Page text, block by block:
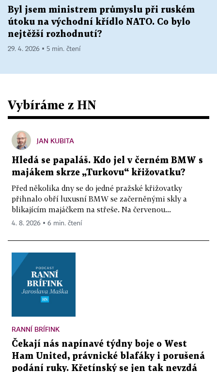
Byl jsem ministrem průmyslu při ruském
útoku na východní křídlo NATO. Co bylo
nejtěžší rozhodnutí?
29. 4. 2026 ▪ 5 min. čtení
Vybíráme z HN
JAN KUBITA
Hledá se papaláš. Kdo jel v černém BMW s
majákem skrze „Turkovu“ křižovatku?
Před několika dny se do jedné pražské křižovatky
přihnalo obří luxusní BMW se začerněnými skly a
blikajícím majáčkem na střeše. Na červenou...
4. 8. 2026 ▪ 6 min. čtení
RANNÍ BRÍFINK
Čekají nás napínavé týdny boje o West
Ham United, právnické blafáky i porušená
podání ruky. Křetínský se jen tak nevzdá